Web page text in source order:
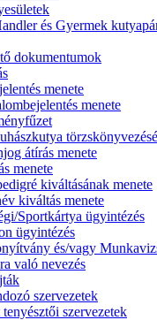
és Gyermek
dokumentumok
menete
menete
átírás menete
menete
kiváltásának menete
kiváltás menete
Sportkártya ügyintézés
ügyintézés
és/vagy
való nevezés
szervezetek
szervezetek